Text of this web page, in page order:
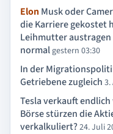
Elon Musk oder
die Karriere gekostet
Leihmutter austragen
normal gestern 03:30
In der
Getriebene zugleich 3.
Tesla verkauft
Börse stürzen die
verkalkuliert?24. Juli